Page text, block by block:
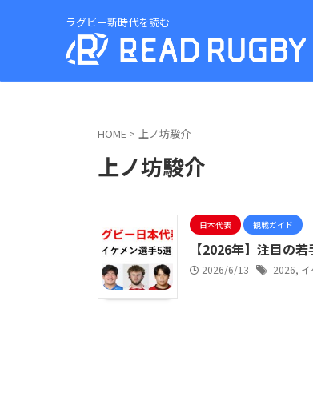
ラグビー新時代を読む
HOME > 上ノ坊駿介
上ノ坊駿介
日本代表 観戦ガイド
【2026年】注目の
2026/6/13 2026,